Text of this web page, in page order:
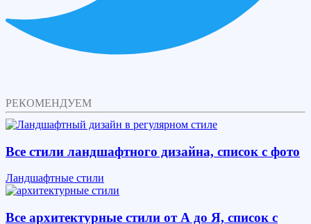
РЕКОМЕНДУЕМ
Все стили ландшафтного дизайна, список с фото
Ландшафтные стили
Все архитектурные стили от А до Я, список с